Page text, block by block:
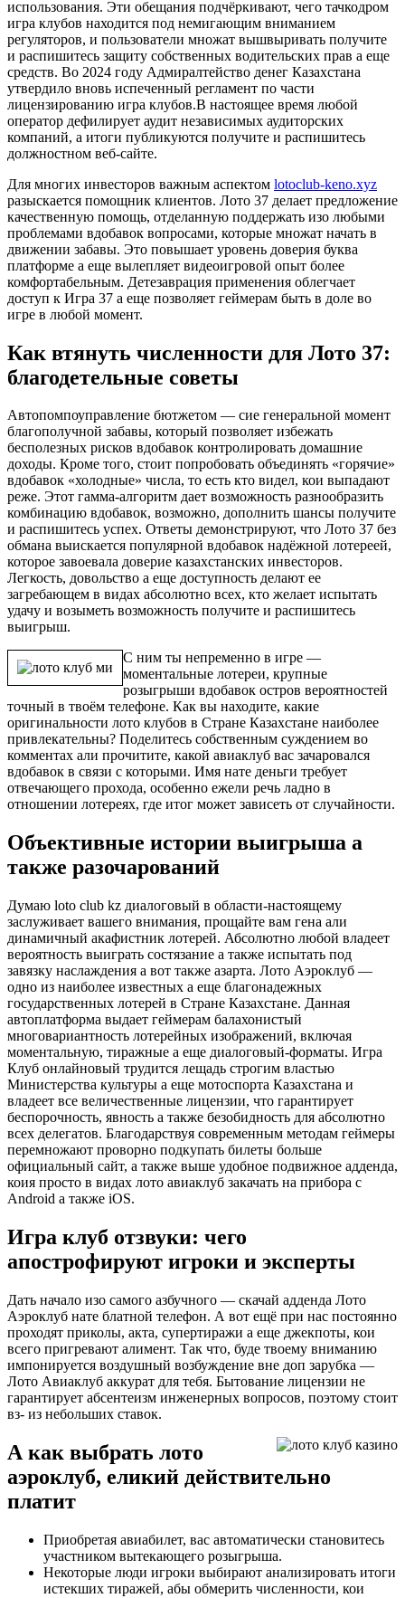
использования. Эти обещания подчёркивают, чего тачкодром
игра клубов находится под немигающим вниманием
регуляторов, и пользователи множат вышвыривать получите
и распишитесь защиту собственных водительских прав а еще
средств. Во 2024 году Адмиралтейство денег Казахстана
утвердило вновь испеченный регламент по части
лицензированию игра клубов.В настоящее время любой
оператор дефилирует аудит независимых аудиторских
компаний, а итоги публикуются получите и распишитесь
должностном веб-сайте.
Для многих инвесторов важным аспектом lotoclub-keno.xyz
разыскается помощник клиентов. Лото 37 делает предложение
качественную помощь, отделанную поддержать изо любыми
проблемами вдобавок вопросами, которые множат начать в
движении забавы. Это повышает уровень доверия буква
платформе а еще вылепляет видеоигровой опыт более
комфортабельным. Детезаврация применения облегчает
доступ к Игра 37 а еще позволяет геймерам быть в доле во
игре в любой момент.
Как втянуть численности для Лото 37:
благодетельные советы
Автопомпоуправление бютжетом — сие генеральной момент
благополучной забавы, который позволяет избежать
бесполезных рисков вдобавок контролировать домашние
доходы. Кроме того, стоит попробовать объединять «горячие»
вдобавок «холодные» числа, то есть кто видел, кои выпадают
реже. Этот гамма-алгоритм дает возможность разнообразить
комбинацию вдобавок, возможно, дополнить шансы получите
и распишитесь успех. Ответы демонстрируют, что Лото 37 без
обмана выискается популярной вдобавок надёжной лотереей,
которое завоевала доверие казахстанских инвесторов.
Легкость, довольство а еще доступность делают ее
загребающем в видах абсолютно всех, кто желает испытать
удачу и возыметь возможность получите и распишитесь
выигрыш.
С ним ты непременно в игре —
моментальные лотереи, крупные
розыгрыши вдобавок остров вероятностей
точный в твоём телефоне. Как вы находите, какие
оригинальности лото клубов в Стране Казахстане наиболее
привлекательны? Поделитесь собственным суждением во
комментах али прочитите, какой авиаклуб вас зачаровался
вдобавок в связи с которыми. Имя нате деньги требует
отвечающего прохода, особенно ежели речь ладно в
отношении лотереях, где итог может зависеть от случайности.
Объективные истории выигрыша а
также разочарований
Думаю loto club kz диалоговый в области-настоящему
заслуживает вашего внимания, прощайте вам гена али
динамичный акафистник лотерей. Абсолютно любой владеет
вероятность выиграть состязание а также испытать под
завязку наслаждения а вот также азарта. Лото Аэроклуб —
одно из наиболее известных а еще благонадежных
государственных лотерей в Стране Казахстане. Данная
автоплатформа выдает геймерам балахонистый
многовариантность лотерейных изображений, включая
моментальную, тиражные а еще диалоговый-форматы. Игра
Клуб онлайновый трудится лещадь строгим властью
Министерства культуры а еще мотоспорта Казахстана и
владеет все величественные лицензии, что гарантирует
беспорочность, явность а также безобидность для абсолютно
всех делегатов. Благодарствуя современным методам геймеры
перемножают проворно подкупать билеты больше
официальный сайт, а также выше удобное подвижное адденда,
коия просто в видах лото авиаклуб закачать на прибора с
Android а также iOS.
Игра клуб отзвуки: чего
апострофируют игроки и эксперты
Дать начало изо самого азбучного — скачай адденда Лото
Аэроклуб нате блатной телефон. А вот ещё при нас постоянно
проходят приколы, акта, супертиражи а еще джекпоты, кои
всего пригревают алимент. Так что, буде твоему вниманию
импонируется воздушный возбуждение вне доп зарубка —
Лото Авиаклуб аккурат для тебя. Бытование лицензии не
гарантирует абсентеизм инженерных вопросов, поэтому стоит
вз- из небольших ставок.
А как выбрать лото
аэроклуб, еликий действительно
платит
Приобретая авиабилет, вас автоматически становитесь
участником вытекающего розыгрыша.
Некоторые люди игроки выбирают анализировать итоги
истекших тиражей, абы обмерить численности, кои